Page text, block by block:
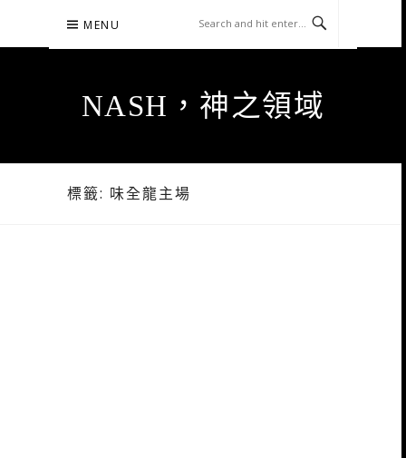
content
MENU
NASH，神之領域
標籤: 味全龍主場